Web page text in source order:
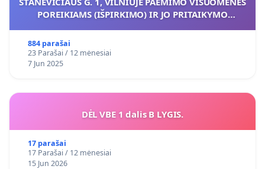
POREIKIAMS (IŠPIRKIMO) IR JO PRITAIKYMO
884 parašai
23 Parašai / 12 mėnesiai
7 Jun 2025
DĖL VBE 1 dalis B LYGIS.
17 parašai
17 Parašai / 12 mėnesiai
15 Jun 2026